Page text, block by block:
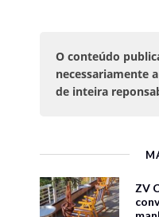
O conteúdo
necessariamente
de inteira
ZV